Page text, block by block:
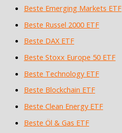
Beste Emerging Markets ETF
Beste Russel 2000 ETF
Beste DAX ETF
Beste Stoxx Europe 50 ETF
Beste Technology ETF
Beste Blockchain ETF
Beste Clean Energy ETF
Beste Öl & Gas ETF